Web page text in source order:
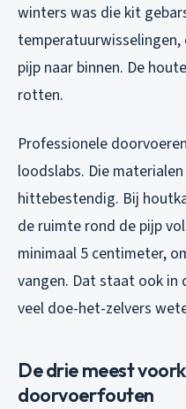
winters was die kit
pijp naar binnen. De
rotten.
Professionele
loodslabs. Die
hittebestendig. Bij
de ruimte rond de pijp
minimaal 5 centimeter,
vangen. Dat staat ook in
veel doe-het-zelvers
De drie meest
doorvoerfouten